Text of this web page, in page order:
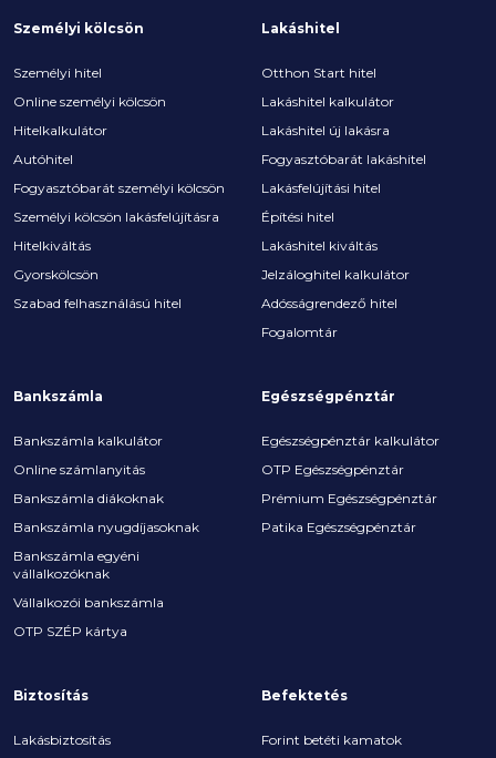
Személyi kölcsön
Személyi hitel
Online személyi kölcsön
Hitelkalkulátor
Autóhitel
Fogyasztóbarát személyi kölcsön
Személyi kölcsön lakásfelújításra
Hitelkiváltás
Gyorskölcsön
Szabad felhasználású hitel
Lakáshitel
Otthon Start hitel
Lakáshitel kalkulátor
Lakáshitel új lakásra
Fogyasztóbarát lakáshitel
Lakásfelújítási hitel
Építési hitel
Lakáshitel kiváltás
Jelzáloghitel kalkulátor
Adósságrendező hitel
Fogalomtár
Bankszámla
Bankszámla kalkulátor
Online számlanyitás
Bankszámla diákoknak
Bankszámla nyugdíjasoknak
Bankszámla egyéni
vállalkozóknak
Vállalkozói bankszámla
OTP SZÉP kártya
Egészségpénztár
Egészségpénztár kalkulátor
OTP Egészségpénztár
Prémium Egészségpénztár
Patika Egészségpénztár
Biztosítás
Lakásbiztosítás
Befektetés
Forint betéti kamatok